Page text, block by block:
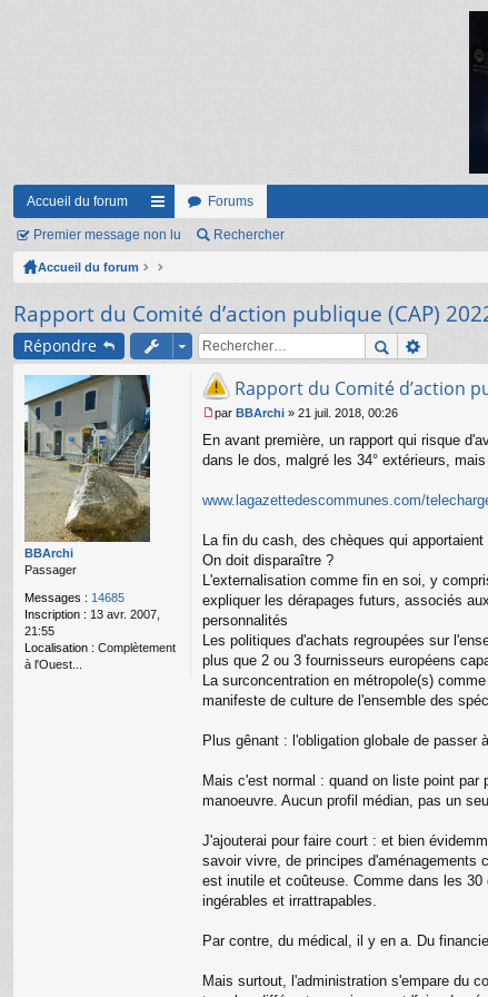
Accueil du forum
ac
co
ci
s
Forums
Premier message non lu Rechercher
Accueil du forum
Rapport du Comité d’action publique (CAP)
Répondre
BBArchi
Passager
Messages : 14685
Inscription : 13 avr. 2007,
21:55
Localisation : Complètement
à l'Ouest...
Rapport du Comité d’action
e
s
g
n
o
n
u
par BBArchi » 21 juil. 2018, 00:26
En avant première, un rapport qui risque
dans le dos, malgré les 34° extérieurs,
www.lagazettedescommunes.com/
La fin du cash, des chèques qui
On doit disparaître ?
L'externalisation comme fin en soi, y
expliquer les dérapages futurs, associés
personnalités
Les politiques d'achats regroupées sur
plus que 2 ou 3 fournisseurs européens
La surconcentration en métropole(s)
manifeste de culture de l'ensemble des
Plus gênant : l'obligation globale de
Mais c'est normal : quand on liste point
manoeuvre. Aucun profil médian, pas un
J'ajouterai pour faire court : et bien
savoir vivre, de principes d'aménagements
est inutile et coûteuse. Comme dans les
ingérables et irrattrapables.
Par contre, du médical, il y en a. Du
Mais surtout, l'administration s'empare du